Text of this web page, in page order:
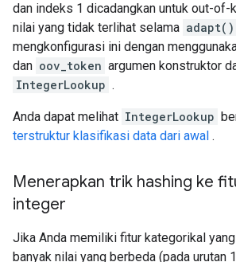
dan indeks 1 dicadangkan untuk out-of-
nilai yang tidak terlihat selama adapt()
mengkonfigurasi ini dengan
dan oov_token argumen konstruktor
IntegerLookup .
Anda dapat melihat IntegerLookup
terstruktur klasifikasi data dari awal .
Menerapkan trik hashing ke
integer
Jika Anda memiliki fitur kategorikal
banyak nilai yang berbeda (pada urutan